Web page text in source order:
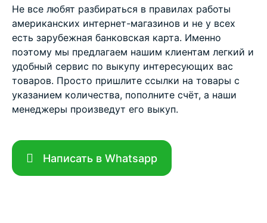
Не все любят разбираться в правилах работы
американских интернет-магазинов и не у всех
есть зарубежная банковская карта. Именно
поэтому мы предлагаем нашим клиентам легкий и
удобный сервис по выкупу интересующих вас
товаров. Просто пришлите ссылки на товары с
указанием количества, пополните счёт, а наши
менеджеры произведут его выкуп.
Написать в Whatsapp